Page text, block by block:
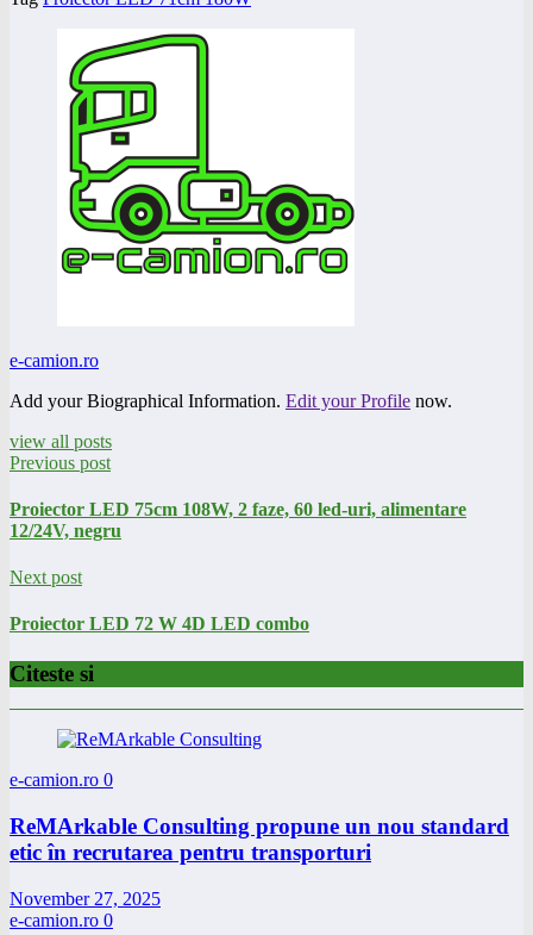
e-camion.ro
Add your Biographical Information. Edit your Profile now.
view all posts
Previous post
Proiector LED 75cm 108W, 2 faze, 60 led-uri, alimentare
12/24V, negru
Next post
Proiector LED 72 W 4D LED combo
Citeste si
e-camion.ro 0
ReMArkable Consulting propune un nou standard
etic în recrutarea pentru transporturi
November 27, 2025
e-camion.ro 0